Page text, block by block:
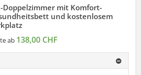
Doppelzimmer mit Komfort-
und kostenlosem
ab 138,00 CHF